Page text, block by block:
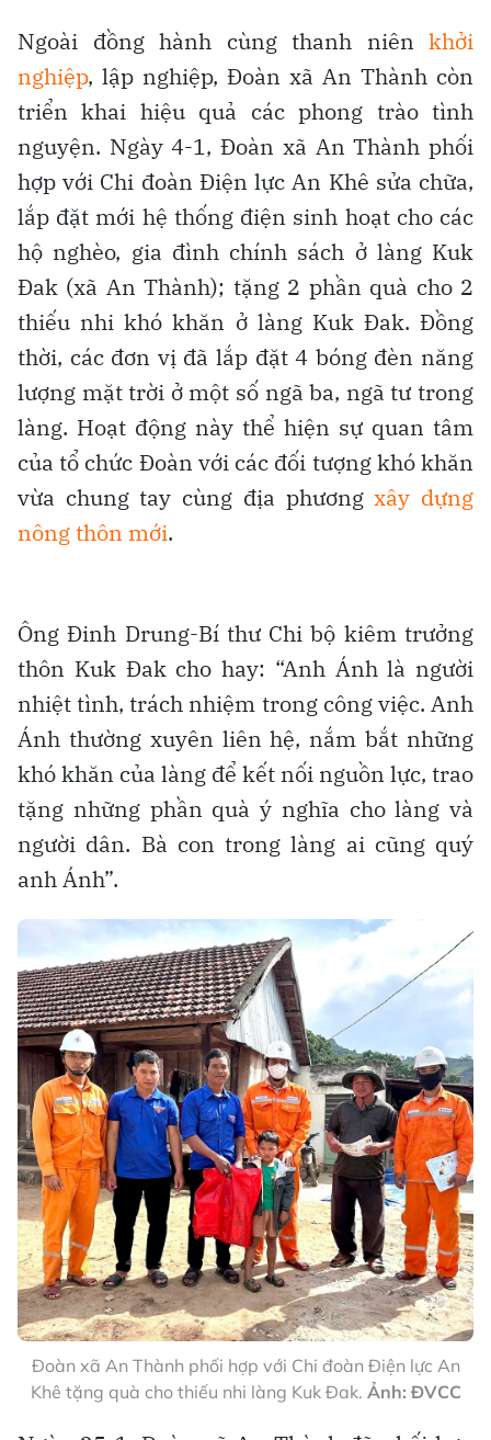
Ngoài đồng hành cùng thanh niên khởi
nghiệp, lập nghiệp, Đoàn xã An Thành còn
triển khai hiệu quả các phong trào tình
nguyện. Ngày 4-1, Đoàn xã An Thành phối
hợp với Chi đoàn Điện lực An Khê sửa chữa,
lắp đặt mới hệ thống điện sinh hoạt cho các
hộ nghèo, gia đình chính sách ở làng Kuk
Đak (xã An Thành); tặng 2 phần quà cho 2
thiếu nhi khó khăn ở làng Kuk Đak. Đồng
thời, các đơn vị đã lắp đặt 4 bóng đèn năng
lượng mặt trời ở một số ngã ba, ngã tư trong
làng. Hoạt động này thể hiện sự quan tâm
của tổ chức Đoàn với các đối tượng khó khăn
vừa chung tay cùng địa phươngxây dựng
nông thôn mới.
Ông Đinh Drung-Bí thư Chi bộ kiêm trưởng
thôn Kuk Đak cho hay: “Anh Ánh là người
nhiệt tình, trách nhiệm trong công việc. Anh
Ánh thường xuyên liên hệ, nắm bắt những
khó khăn của làng để kết nối nguồn lực, trao
tặng những phần quà ý nghĩa cho làng và
người dân. Bà con trong làng ai cũng quý
anh Ánh”.
Đoàn xã An Thành phối hợp với Chi đoàn Điện lực An
Khê tặng quà cho thiếu nhi làng Kuk Đak. Ảnh: ĐVCC